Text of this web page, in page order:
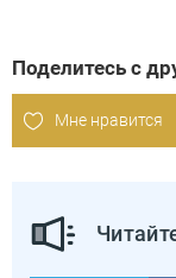
Поделитесь с
Мне нравится